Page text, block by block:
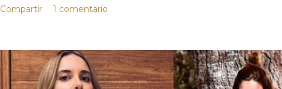
Compartir 1 comentario